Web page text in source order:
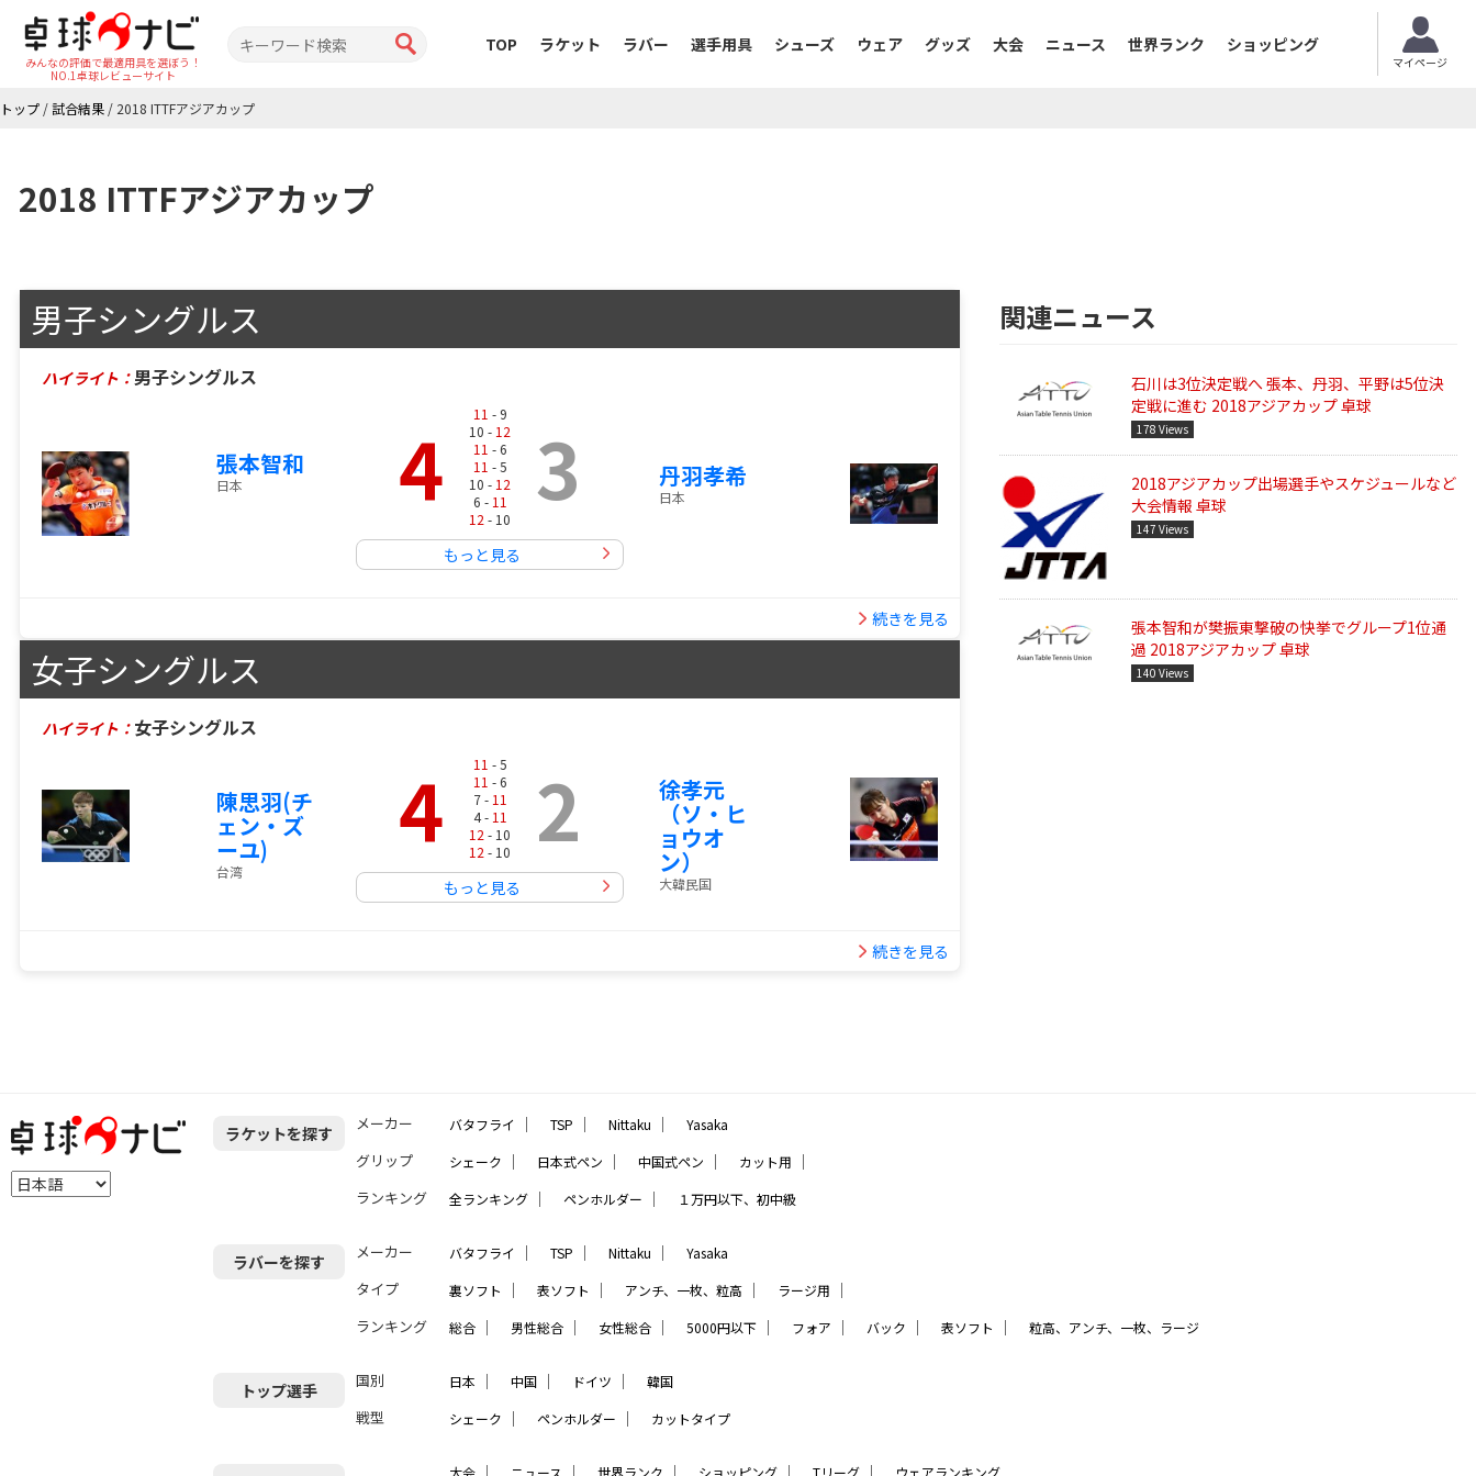
みんなの評価で最適用具を選ぼう！
NO.1卓球レビューサイト
TOP ラケット ラバー 選手用具 シューズ ウェア グッズ 大会 ニュース 世界ランク ショッピング
マイページ
トップ /試合結果 / 2018 ITTFアジアカップ
2018 ITTFアジアカップ
男子シングルス
ハイライト：男子シングルス
張本智和
日本 4 11 - 9
10 - 12
11 - 6
11 - 5
10 - 12
6 - 11
12 - 10 3
もっと見る
丹羽孝希
日本
続きを見る
女子シングルス
ハイライト： 女子シングルス
陳思羽(チ
ェン・ズ
ーユ)
台湾
4 11 - 5
11 - 6
7 - 11
4 - 11
12 - 10
12 - 10 2
もっと見る
徐孝元
（ソ・ヒ
ョウオ
ン）
大韓民国
続きを見る
関連ニュース
石川は3位決定戦へ 張本、丹羽、平野は5位決
定戦に進む 2018アジアカップ 卓球
178 Views
2018アジアカップ出場選手やスケジュールなど
大会情報 卓球
147 Views
張本智和が樊振東撃破の快挙でグループ1位通
過 2018アジアカップ 卓球
140 Views
ラケットを探す メーカー バタフライ ｜ TSP ｜ Nittaku ｜ Yasaka
グリップ シェーク ｜ 日本式ペン ｜ 中国式ペン ｜ カット用 ｜
ランキング 全ランキング ｜ ペンホルダー ｜ １万円以下、初中級
ラバーを探す メーカー バタフライ ｜ TSP ｜ Nittaku ｜ Yasaka
タイプ 裏ソフト ｜ 表ソフト ｜ アンチ、一枚、粒高 ｜ ラージ用 ｜
ランキング 総合 ｜ 男性総合 ｜ 女性総合 ｜ 5000円以下 ｜ フォア ｜ バック ｜ 表ソフト ｜ 粒高、アンチ、一枚、ラージ
トップ選手 国別 日本 ｜ 中国 ｜ ドイツ ｜ 韓国
戦型 シェーク ｜ ペンホルダー ｜ カットタイプ